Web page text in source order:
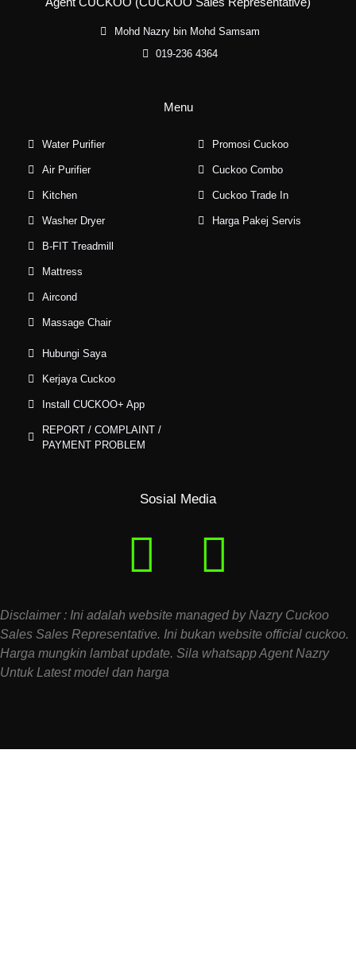
Mohd Nazry bin Mohd Samsam
019-236 4364
Menu
Water Purifier
Air Purifier
Kitchen
Washer Dryer
B-FIT Treadmill
Mattress
Aircond
Massage Chair
Promosi Cuckoo
Cuckoo Combo
Cuckoo Trade In
Harga Pakej Servis
Hubungi Saya
Kerjaya Cuckoo
Install CUCKOO+ App
REPORT / COMPLAINT /
PAYMENT PROBLEM
Sosial Media
Disclaimer : Ini adalah website managed by Nazry Cuckoo
Sales Sales Representative. Ini bukan website official cuckoo.
Harga mungkin lambat update. Sila whatsapp Agent Nazry
Untuk Latest model dan harga